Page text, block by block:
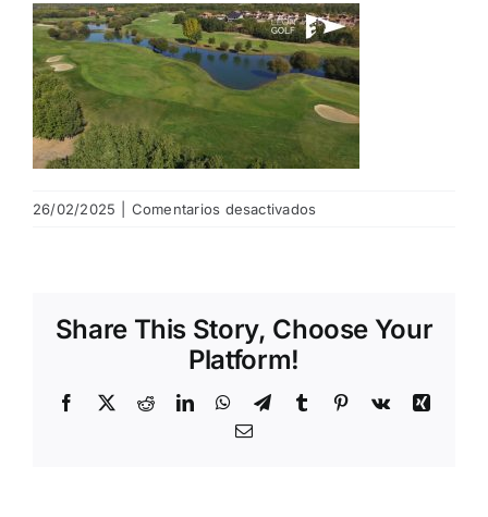
NOTICIAS
HAZTE SOCIO
26/02/2025 Comentarios desactivados
Share This Story, Choose Your
Platform!
Facebook
X RedditLinkedInWhatsApp
TelegramTumblr Pinterest
Vk
Xing
Email